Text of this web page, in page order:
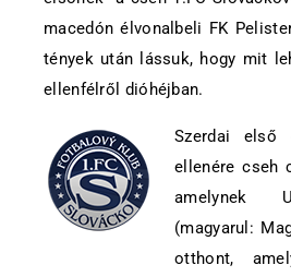
macedón élvonalbeli FK
tények után lássuk, hogy mit
ellenfélről dióhéjban.
Szerdai első
ellenére cseh
amelynek
(magyarul:
otthont,